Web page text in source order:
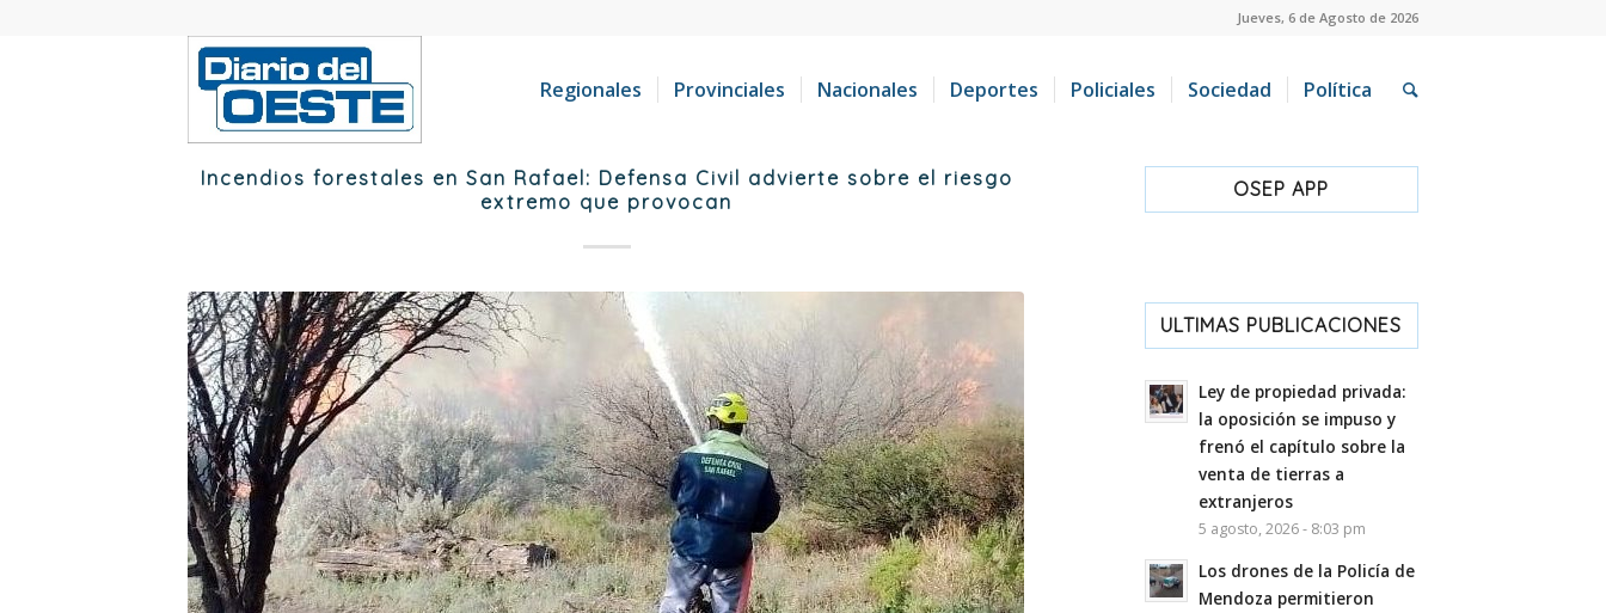
Jueves, 6 de Agosto de 2026
Regionales Provinciales Nacionales Deportes Policiales Sociedad Política
Incendios forestales en San Rafael: Defensa Civil advierte sobre el riesgo
extremo que provocan
OSEP APP
ULTIMAS PUBLICACIONES
Ley de propiedad privada:
la oposición se impuso y
frenó el capítulo sobre la
venta de tierras a
extranjeros
5 agosto, 2026 - 8:03 pm
Los drones de la Policía de
Mendoza permitieron